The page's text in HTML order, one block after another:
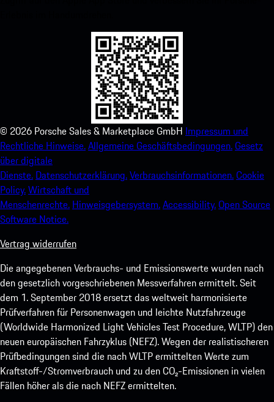
© 2026 Porsche Sales & Marketplace GmbH Impressum und
Rechtliche Hinweise.Allgemeine Geschäftsbedingungen.Gesetz
über digitale
Dienste. Datenschutzerklärung.Verbrauchsinformationen.Cookie
Policy.Wirtschaft und
Menschenrechte. Hinweisgebersystem.Accessibility.Open Source
Software Notice.
Vertrag widerrufen
Die angegebenen Verbrauchs- und Emissionswerte wurden nach
den gesetzlich vorgeschriebenen Messverfahren ermittelt. Seit
dem 1. September 2018 ersetzt das weltweit harmonisierte
Prüfverfahren für Personenwagen und leichte Nutzfahrzeuge
(Worldwide Harmonized Light Vehicles Test Procedure, WLTP) den
neuen europäischen Fahrzyklus (NEFZ). Wegen der realistischeren
Prüfbedingungen sind die nach WLTP ermittelten Werte zum
Kraftstoff-/Stromverbrauch und zu den CO₂-Emissionen in vielen
Fällen höher als die nach NEFZ ermittelten.